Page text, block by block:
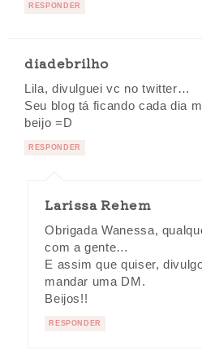
RESPONDER
diadebrilho
Lila, divulguei vc no twitter…
Seu blog tá ficando cada dia
beijo =D
RESPONDER
Larissa Rehem
Obrigada Wanessa,
com a gente…
E assim que quiser,
mandar uma DM.
Beijos!!
RESPONDER